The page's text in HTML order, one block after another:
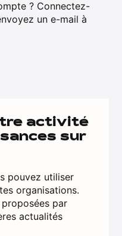
? Connectez-
un e-mail à
activité
sur
pouvez utiliser
organisations.
par
actualités